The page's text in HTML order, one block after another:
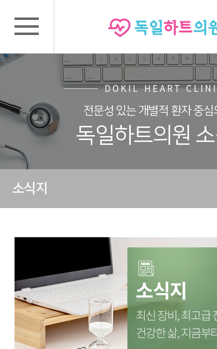
DOKIL HEART
전문성 있는 개별적 환자 중심
독일하트의원
소식지